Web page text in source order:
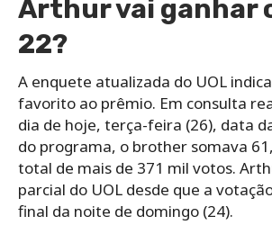
Arthur vai ganhar
22?
A enquete atualizada do UOL
favorito ao prêmio. Em consulta
dia de hoje, terça-feira (26), data
do programa, o brother somava
total de mais de 371 mil votos.
parcial do UOL desde que a
final da noite de domingo (24).